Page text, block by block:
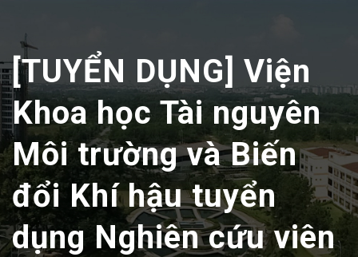
[TUYỂN DỤNG] Viện
Khoa học Tài nguyên
Môi trường và Biến
đổi Khí hậu tuyển
dụng Nghiên cứu viên